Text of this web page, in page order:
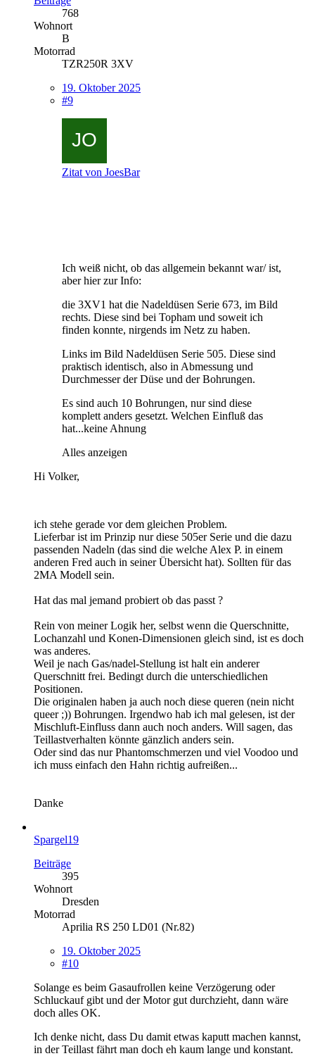
768
Wohnort
B
Motorrad
TZR250R 3XV
19. Oktober 2025
#9
Zitat von JoesBar
Ich weiß nicht, ob das allgemein bekannt war/ ist,
aber hier zur Info:
die 3XV1 hat die Nadeldüsen Serie 673, im Bild
rechts. Diese sind bei Topham und soweit ich
finden konnte, nirgends im Netz zu haben.
Links im Bild Nadeldüsen Serie 505. Diese sind
praktisch identisch, also in Abmessung und
Durchmesser der Düse und der Bohrungen.
Es sind auch 10 Bohrungen, nur sind diese
komplett anders gesetzt. Welchen Einfluß das
hat...keine Ahnung
Alles anzeigen
Hi Volker,
ich stehe gerade vor dem gleichen Problem.
Lieferbar ist im Prinzip nur diese 505er Serie und die dazu
passenden Nadeln (das sind die welche Alex P. in einem
anderen Fred auch in seiner Übersicht hat). Sollten für das
2MA Modell sein.
Hat das mal jemand probiert ob das passt ?
Rein von meiner Logik her, selbst wenn die Querschnitte,
Lochanzahl und Konen-Dimensionen gleich sind, ist es doch
was anderes.
Weil je nach Gas/nadel-Stellung ist halt ein anderer
Querschnitt frei. Bedingt durch die unterschiedlichen
Positionen.
Die originalen haben ja auch noch diese queren (nein nicht
queer ;)) Bohrungen. Irgendwo hab ich mal gelesen, ist der
Mischluft-Einfluss dann auch noch anders. Will sagen, das
Teillastverhalten könnte gänzlich anders sein.
Oder sind das nur Phantomschmerzen und viel Voodoo und
ich muss einfach den Hahn richtig aufreißen...
Danke
Spargel19
Beiträge
395
Wohnort
Dresden
Motorrad
Aprilia RS 250 LD01 (Nr.82)
19. Oktober 2025
#10
Solange es beim Gasaufrollen keine Verzögerung oder
Schluckauf gibt und der Motor gut durchzieht, dann wäre
doch alles OK.
Ich denke nicht, dass Du damit etwas kaputt machen kannst,
in der Teillast fährt man doch eh kaum lange und konstant.